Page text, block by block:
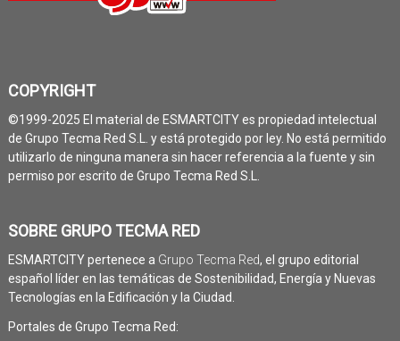
COPYRIGHT
©1999-2025 El material de ESMARTCITY es propiedad intelectual
de Grupo Tecma Red S.L. y está protegido por ley. No está permitido
utilizarlo de ninguna manera sin hacer referencia a la fuente y sin
permiso por escrito de Grupo Tecma Red S.L.
SOBRE GRUPO TECMA RED
ESMARTCITY pertenece a Grupo Tecma Red, el grupo editorial
español líder en las temáticas de Sostenibilidad, Energía y Nuevas
Tecnologías en la Edificación y la Ciudad.
Portales de Grupo Tecma Red: